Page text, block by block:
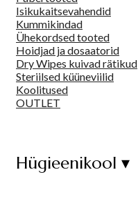
Isikukaitsevahendid
Kummikindad
Ühekordsed tooted
Hoidjad ja dosaatorid
Dry Wipes kuivad rätikud
Steriilsed küüneviilid
Koolitused
OUTLET
Hügieenikool ▾